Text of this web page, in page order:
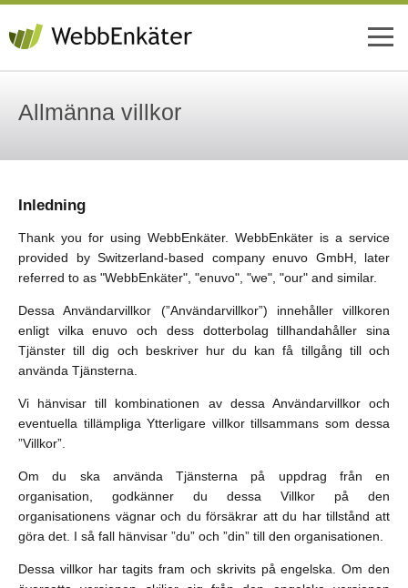
Allmänna villkor
Inledning
Thank you for using WebbEnkäter. WebbEnkäter is a service
provided by Switzerland-based company enuvo GmbH, later
referred to as "WebbEnkäter", "enuvo", "we", "our" and similar.
Dessa Användarvillkor (”Användarvillkor”) innehåller villkoren
enligt vilka enuvo och dess dotterbolag tillhandahåller sina
Tjänster till dig och beskriver hur du kan få tillgång till och
använda Tjänsterna.
Vi hänvisar till kombinationen av dessa Användarvillkor och
eventuella tillämpliga Ytterligare villkor tillsammans som dessa
”Villkor”.
Om du ska använda Tjänsterna på uppdrag från en
organisation, godkänner du dessa Villkor på den
organisationens vägnar och du försäkrar att du har tillstånd att
göra det. I så fall hänvisar ”du” och ”din” till den organisationen.
Dessa villkor har tagits fram och skrivits på engelska. Om den